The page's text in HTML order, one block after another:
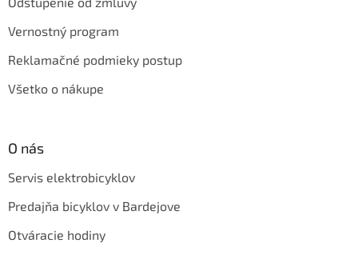
Vernostný program
Reklamačné podmieky postup
Všetko o nákupe
O nás
Servis elektrobicyklov
Predajňa bicyklov v Bardejove
Otváracie hodiny